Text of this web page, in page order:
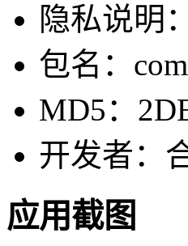
隐私说明：
包名：
MD5：
开发者：
应用截图